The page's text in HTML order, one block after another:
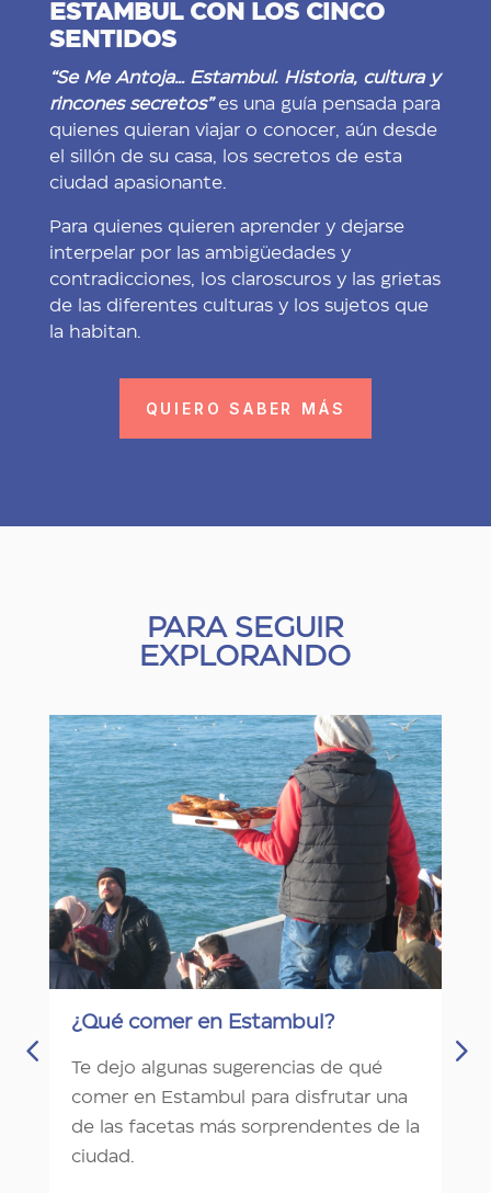
ESTAMBUL CON LOS CINCO
SENTIDOS
“Se Me Antoja… Estambul. Historia, cultura y
rincones secretos” es una guía pensada para
quienes quieran viajar o conocer, aún desde
el sillón de su casa, los secretos de esta
ciudad apasionante.
Para quienes quieren aprender y dejarse
interpelar por las ambigüedades y
contradicciones, los claroscuros y las grietas
de las diferentes culturas y los sujetos que
la habitan.
QUIERO SABER MÁS
PARA SEGUIR
EXPLORANDO
¿Qué comer en Estambul?
Te dejo algunas sugerencias de qué
comer en Estambul para disfrutar una
de las facetas más sorprendentes de la
ciudad.